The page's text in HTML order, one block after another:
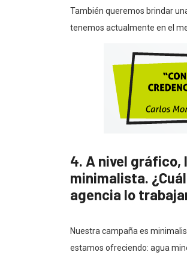
También queremos brindar
tenemos actualmente en el
4. A nivel gráfico,
minimalista.
agencia lo
Nuestra campaña es
estamos ofreciendo: agua